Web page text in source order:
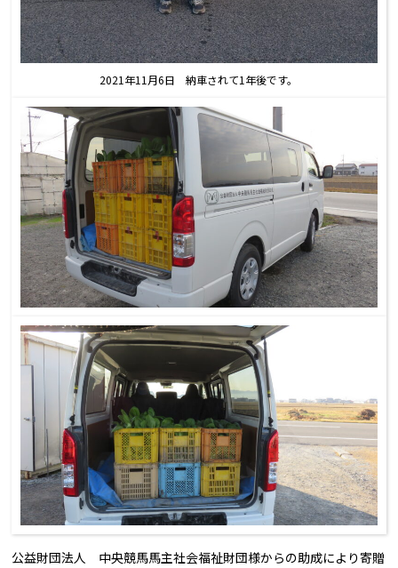
2021年11月6日 納車されて1年後です。
公益財団法人 中央競馬馬主社会福祉財団様からの助成により寄贈